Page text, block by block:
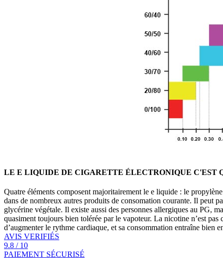
LE E LIQUIDE DE CIGARETTE ÉLECTRONIQUE C'EST
Quatre éléments composent majoritairement le e liquide : le
dans de nombreux autres produits de consomation courante. Il peut
glycérine végétale. Il existe aussi des personnes allergiques au PG,
quasiment toujours bien tolérée par le vapoteur. La nicotine n’est
d’augmenter le rythme cardiaque, et sa consommation entraîne bien
AVIS VERIFIÉS
9.8 / 10
PAIEMENT SÉCURISÉ